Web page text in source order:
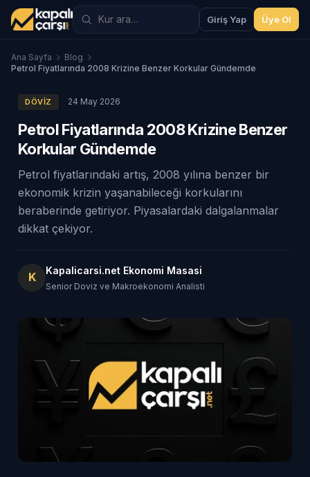
Giriş Yap Üye Ol
Ana Sayfa
Blog
Petrol Fiyatlarında 2008 Krizine Benzer Korkular Gündemde
DÖVIZ 24 May 2026
Petrol Fiyatlarında 2008 Krizine Benzer
Korkular Gündemde
Petrol fiyatlarındaki artış, 2008 yılına benzer bir
ekonomik krizin yaşanabileceği korkularını
beraberinde getiriyor. Piyasalardaki dalgalanmalar
dikkat çekiyor.
K Kapalicarsi.net Ekonomi Masasi
Senior Doviz ve Makroekonomi Analisti